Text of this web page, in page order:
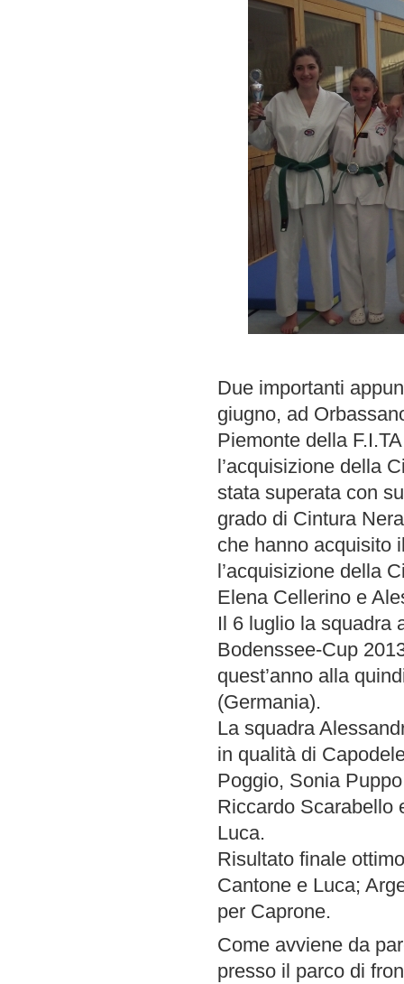
Due importanti
giugno, ad
Piemonte della
l’acquisizione della
stata superata con
grado di Cintura
che hanno acquisito
l’acquisizione della
Elena Cellerino e
Il 6 luglio la squadra
Bodenssee-Cup
quest’anno alla
(Germania).
La squadra
in qualità di
Poggio, Sonia
Riccardo Scarabello
Luca.
Risultato finale
Cantone e Luca;
per Caprone.
Come avviene da
presso il parco di